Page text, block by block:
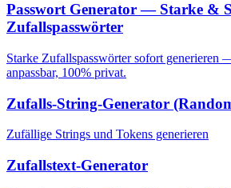
Passwort Generator — Starke &
Zufallspasswörter
Starke Zufallspasswörter sofort generieren
anpassbar, 100% privat.
Zufalls-String-Generator
Zufällige Strings und Tokens generieren
Zufallstext-Generator